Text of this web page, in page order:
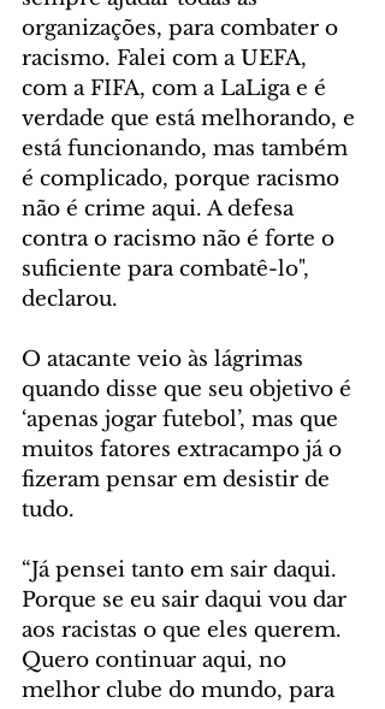
organizações, para combater o
racismo. Falei com a UEFA,
com a FIFA, com a LaLiga e é
verdade que está melhorando, e
está funcionando, mas também
é complicado, porque racismo
não é crime aqui. A defesa
contra o racismo não é forte o
suficiente para combatê-lo",
declarou.
O atacante veio às lágrimas
quando disse que seu objetivo é
‘apenas jogar futebol’, mas que
muitos fatores extracampo já o
fizeram pensar em desistir de
tudo.
“Já pensei tanto em sair daqui.
Porque se eu sair daqui vou dar
aos racistas o que eles querem.
Quero continuar aqui, no
melhor clube do mundo, para